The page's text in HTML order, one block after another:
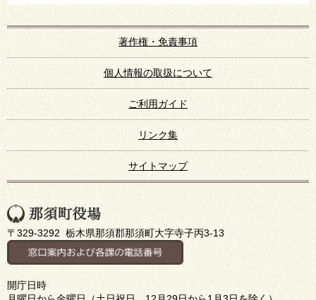
著作権・免責事項
個人情報の取扱について
ご利用ガイド
リンク集
サイトマップ
〒329-3292 栃木県那須郡那須町大字寺子丙3-13
開庁日時